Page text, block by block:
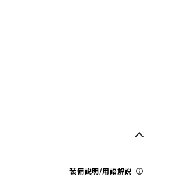
装備説明/用語解説